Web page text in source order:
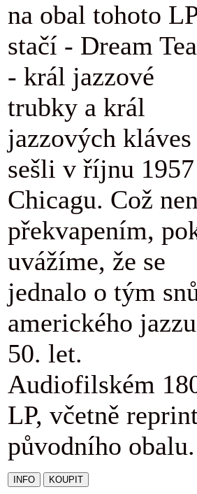
na obal tohoto
stačí - Dream
- král jazzové
trubky a král
jazzových kláves
sešli v říjnu
Chicagu. Což
překvapením,
uvážíme, že se
jednalo o tým
amerického jazzu
50. let.
Audiofilském
LP, včetně
původního obalu.